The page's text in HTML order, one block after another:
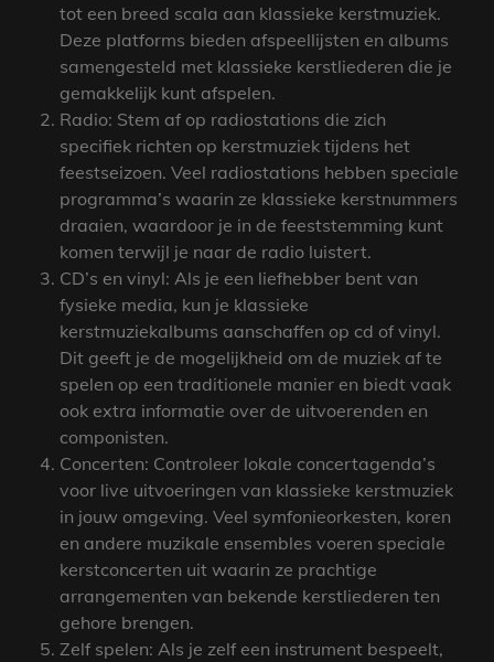
tot een breed scala aan klassieke kerstmuziek.
Deze platforms bieden afspeellijsten en albums
samengesteld met klassieke kerstliederen die je
gemakkelijk kunt afspelen.
Radio: Stem af op radiostations die zich
specifiek richten op kerstmuziek tijdens het
feestseizoen. Veel radiostations hebben speciale
programma’s waarin ze klassieke kerstnummers
draaien, waardoor je in de feeststemming kunt
komen terwijl je naar de radio luistert.
CD’s en vinyl: Als je een liefhebber bent van
fysieke media, kun je klassieke
kerstmuziekalbums aanschaffen op cd of vinyl.
Dit geeft je de mogelijkheid om de muziek af te
spelen op een traditionele manier en biedt vaak
ook extra informatie over de uitvoerenden en
componisten.
Concerten: Controleer lokale concertagenda’s
voor live uitvoeringen van klassieke kerstmuziek
in jouw omgeving. Veel symfonieorkesten, koren
en andere muzikale ensembles voeren speciale
kerstconcerten uit waarin ze prachtige
arrangementen van bekende kerstliederen ten
gehore brengen.
Zelf spelen: Als je zelf een instrument bespeelt,